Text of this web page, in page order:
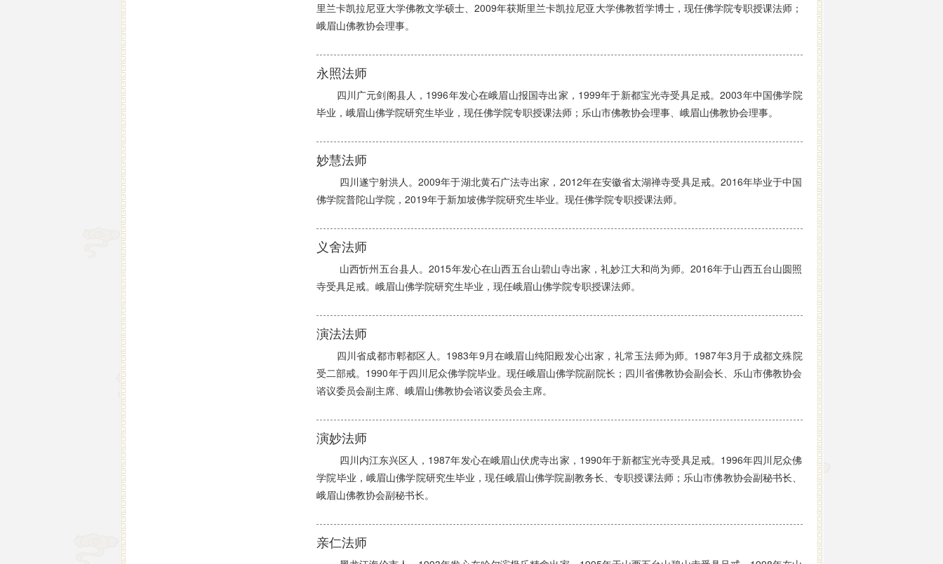
里兰卡凯拉尼亚大学佛教文学硕士、2009年获斯里兰卡凯拉尼亚大学佛教哲学博士，现任佛学院专职授课法师；
峨眉山佛教协会理事。
永照法师
四川广元剑阁县人，1996年发心在峨眉山报国寺出家，1999年于新都宝光寺受具足戒。2003年中国佛学院
毕业，峨眉山佛学院研究生毕业，现任佛学院专职授课法师；乐山市佛教协会理事、峨眉山佛教协会理事。
妙慧法师
四川遂宁射洪人。2009年于湖北黄石广法寺出家，2012年在安徽省太湖禅寺受具足戒。2016年毕业于中国
佛学院普陀山学院，2019年于新加坡佛学院研究生毕业。现任佛学院专职授课法师。
义舍法师
山西忻州五台县人。2015年发心在山西五台山碧山寺出家，礼妙江大和尚为师。2016年于山西五台山圆照
寺受具足戒。峨眉山佛学院研究生毕业，现任峨眉山佛学院专职授课法师。
演法法师
四川省成都市郫都区人。1983年9月在峨眉山纯阳殿发心出家，礼常玉法师为师。1987年3月于成都文殊院
受二部戒。1990年于四川尼众佛学院毕业。现任峨眉山佛学院副院长；四川省佛教协会副会长、乐山市佛教协会
谘议委员会副主席、峨眉山佛教协会谘议委员会主席。
演妙法师
四川内江东兴区人，1987年发心在峨眉山伏虎寺出家，1990年于新都宝光寺受具足戒。1996年四川尼众佛
学院毕业，峨眉山佛学院研究生毕业，现任峨眉山佛学院副教务长、专职授课法师；乐山市佛教协会副秘书长、
峨眉山佛教协会副秘书长。
亲仁法师